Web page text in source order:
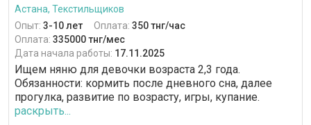
Астана, Текстильщиков
Опыт: 3-10 лет Оплата: 350 тнг/час
Оплата: 335000 тнг/мес
Дата начала работы: 17.11.2025
Ищем няню для девочки возраста 2,3 года.
Обязанности: кормить после дневного сна, далее
прогулка, развитие по возрасту, игры, купание.
раскрыть...